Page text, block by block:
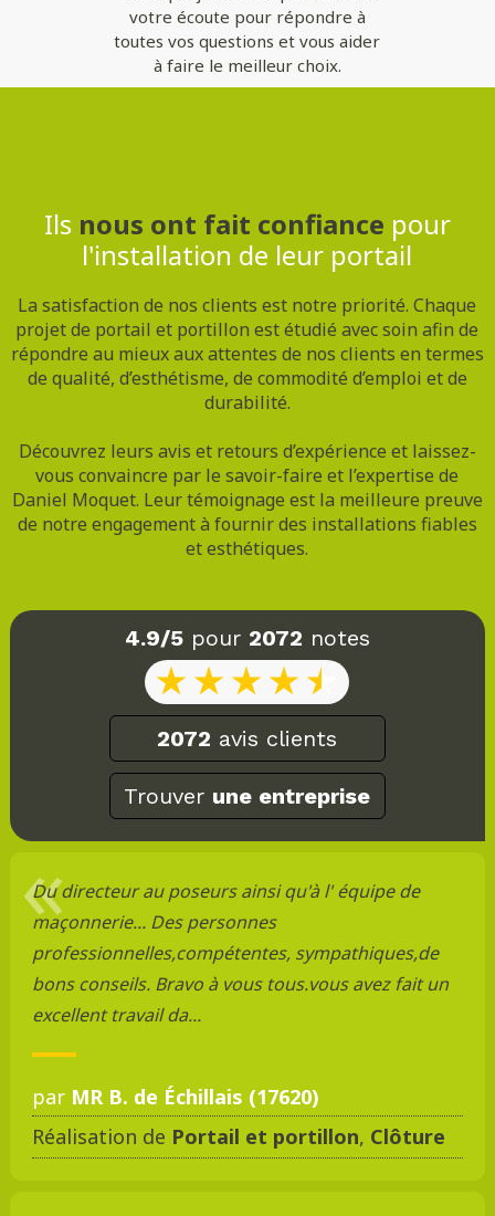
votre écoute pour répondre à
toutes vos questions et vous aider
à faire le meilleur choix.
Ils nous ont fait confiance pour
l'installation de leur portail
La satisfaction de nos clients est notre priorité. Chaque
projet de portail et portillon est étudié avec soin afin de
répondre au mieux aux attentes de nos clients en termes
de qualité, d’esthétisme, de commodité d’emploi et de
durabilité.
Découvrez leurs avis et retours d’expérience et laissez-
vous convaincre par le savoir-faire et l’expertise de
Daniel Moquet. Leur témoignage est la meilleure preuve
de notre engagement à fournir des installations fiables
et esthétiques.
4.9/5pour 2072 notes
2072 avis clients
Trouver une entreprise
Du directeur au poseurs ainsi qu'à l' équipe de
maçonnerie... Des personnes
professionnelles,compétentes, sympathiques,de
bons conseils. Bravo à vous tous.vous avez fait un
excellent travail da...
par MR B. de Échillais (17620)
Réalisation de Portail et portillon, Clôture